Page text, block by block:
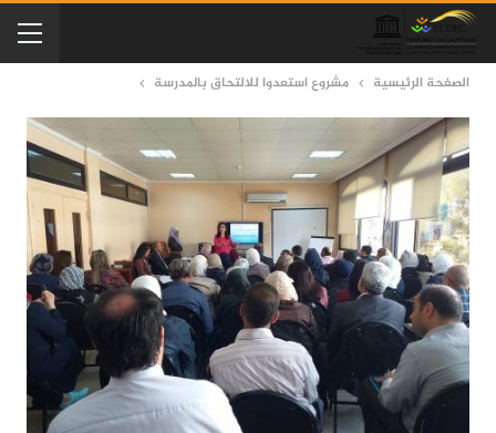
الصفحة الرئيسية مشروع استعدوا للالتحاق بالمدرسة